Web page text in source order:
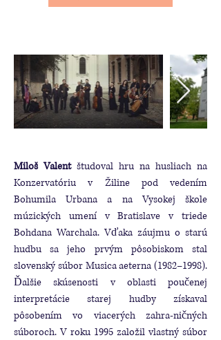
Miloš Valentštudoval hru na husliach na
Konzervatóriu v Žiline pod vedením
Bohumila Urbana a na Vysokej škole
múzických umení v Bratislave v triede
Bohdana Warchala. Vďaka záujmu o starú
hudbu sa jeho prvým pôsobiskom stal
slovenský súbor Musica aeterna (1982–1998).
Ďalšie skúsenosti v oblasti poučenej
interpretácie starej hudby získaval
pôsobením vo viacerých zahra-ničných
súboroch. V roku 1995 založil vlastný súbor